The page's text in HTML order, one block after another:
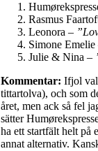
Rasmus
Leonora –
Simone Emelie
Julie & Nina –
Kommentar: Ifjol
tittartolva), och som
året, men ack så fel
sätter
ha ett startfält helt på
annat alternativ.